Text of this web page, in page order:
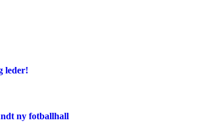
leder!
ny fotballhall